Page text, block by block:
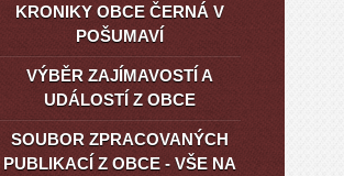
KRONIKY OBCE ČERNÁ V
POŠUMAVÍ
VÝBĚR ZAJÍMAVOSTÍ A
UDÁLOSTÍ Z OBCE
SOUBOR ZPRACOVANÝCH
PUBLIKACÍ Z OBCE - VŠE NA